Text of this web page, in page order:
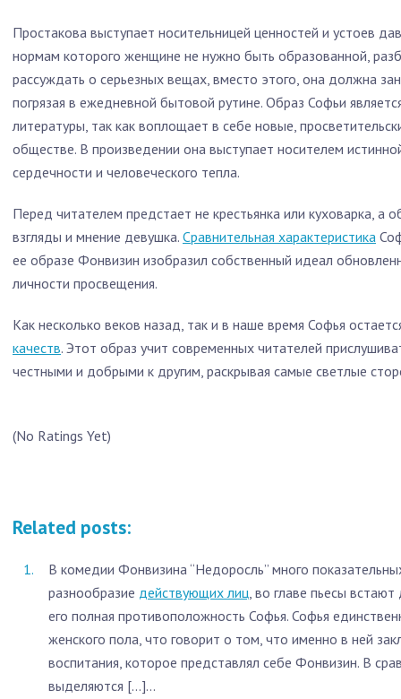
Простакова выступает носительницей ценностей и устоев
нормам которого женщине не нужно быть образованной,
рассуждать о серьезных вещах, вместо этого, она должна
погрязая в ежедневной бытовой рутине. Образ Софьи
литературы, так как воплощает в себе новые,
обществе. В произведении она выступает носителем
сердечности и человеческого тепла.
Перед читателем предстает не крестьянка или куховарка, а
взгляды и мнение девушка. Сравнительная характеристика
ее образе Фонвизин изобразил собственный идеал
личности просвещения.
Как несколько веков назад, так и в наше время Софья
качеств. Этот образ учит современных читателей
честными и добрыми к другим, раскрывая самые светлые
(No Ratings Yet)
Related posts:
В комедии Фонвизина “Недоросль” много
разнообразие действующих лиц, во главе пьесы
его полная противоположность Софья. Софья
женского пола, что говорит о том, что именно в ней
воспитания, которое представлял себе Фонвизин. В
выделяются […]...